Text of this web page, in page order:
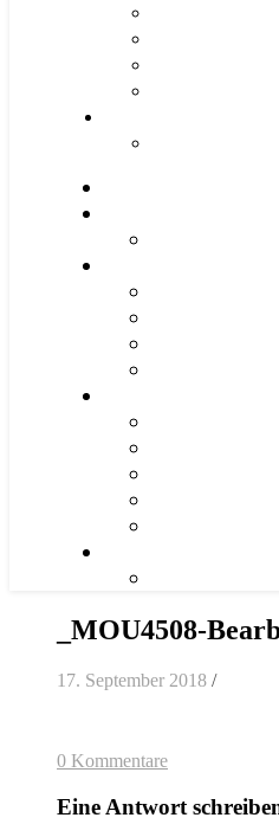
_MOU4508-
17. September 2018 /
0 Kommentare
Eine Antwort